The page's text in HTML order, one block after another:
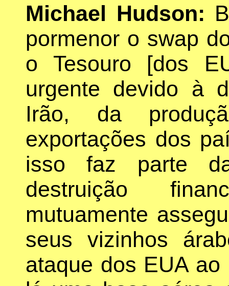
Michael Hudson:
pormenor o swap
o Tesouro [dos
urgente devido à
Irão, da
exportações dos
isso faz parte
destruição
mutuamente
seus vizinhos
ataque dos EUA